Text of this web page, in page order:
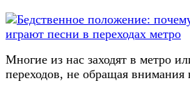
Многие из нас заходят в метро
переходов, не обращая внимания